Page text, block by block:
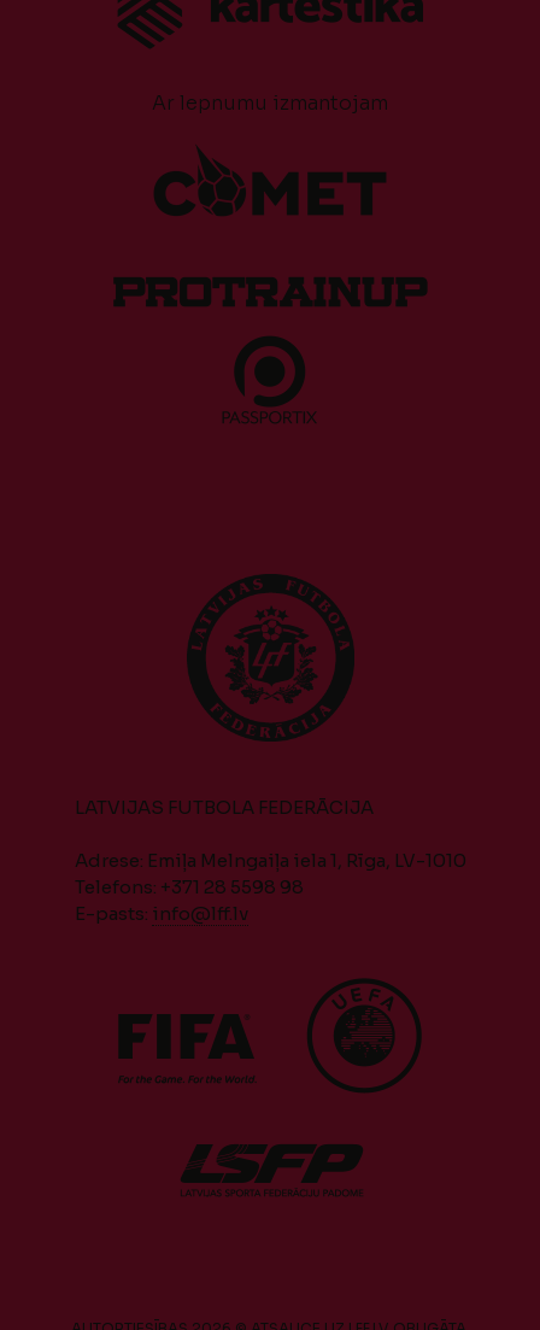
Ar lepnumu izmantojam
LATVIJAS FUTBOLA FEDERĀCIJA
Adrese: Emiļa Melngaiļa iela 1, Rīga, LV-1010
Telefons: +371 28 5598 98
E-pasts: info@lff.lv